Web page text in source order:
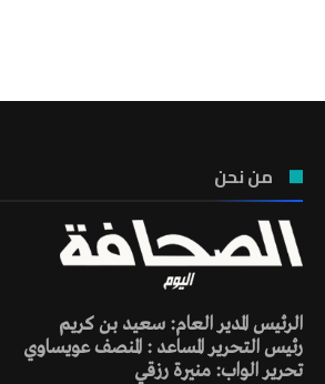
من نحن
الرئيس المدير العام: سعيد بن كريم
رئيس التحرير المساعد : المنصف عويساوي
تحرير الواب: منيرة رزقي